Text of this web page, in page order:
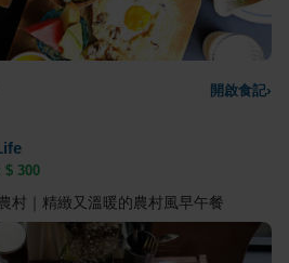
開啟食記›
$ 300
村｜精緻又溫暖的農村風早午餐